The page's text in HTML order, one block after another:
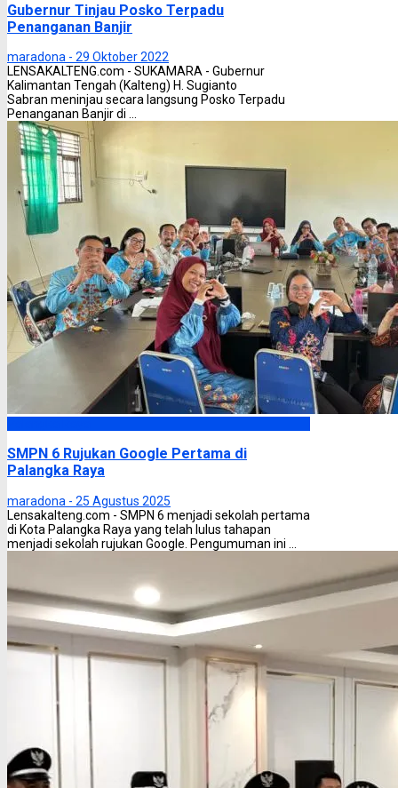
Gubernur Tinjau Posko Terpadu
Penanganan Banjir
maradona - 29 Oktober 2022
LENSAKALTENG.com - SUKAMARA - Gubernur
Kalimantan Tengah (Kalteng) H. Sugianto
Sabran meninjau secara langsung Posko Terpadu
Penanganan Banjir di ...
SMPN 6 Rujukan Google Pertama di
Palangka Raya
maradona - 25 Agustus 2025
Lensakalteng.com - SMPN 6 menjadi sekolah pertama
di Kota Palangka Raya yang telah lulus tahapan
menjadi sekolah rujukan Google. Pengumuman ini ...